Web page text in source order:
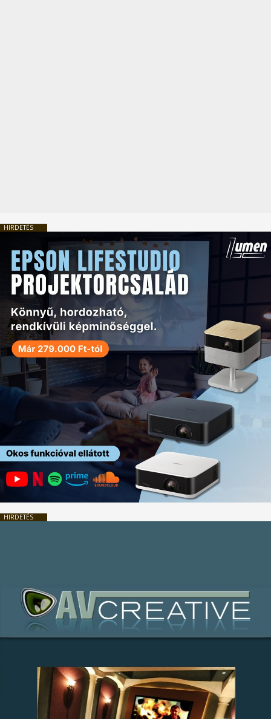
HIRDETÉS
HIRDETÉS